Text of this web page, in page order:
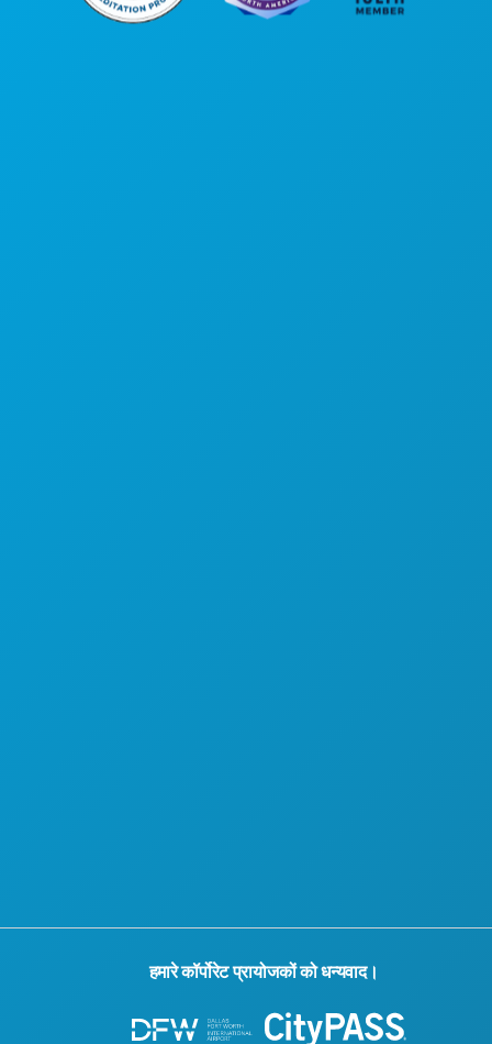
हमारे कॉर्पोरेट प्रायोजकों को धन्यवाद।